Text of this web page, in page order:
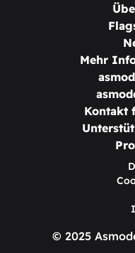
Mehr
Kontakt
© 2025